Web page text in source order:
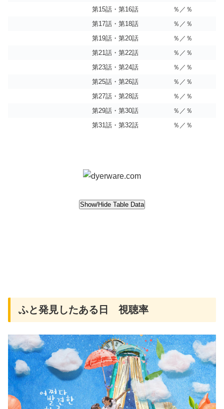
第15話・第16話
％／％
第17話・第18話
％／％
第19話・第20話
％／％
第21話・第22話
％／％
第23話・第24話
％／％
第25話・第26話
％／％
第27話・第28話
％／％
第29話・第30話
％／％
第31話・第32話
％／％
ふと発見したある日 視聴率